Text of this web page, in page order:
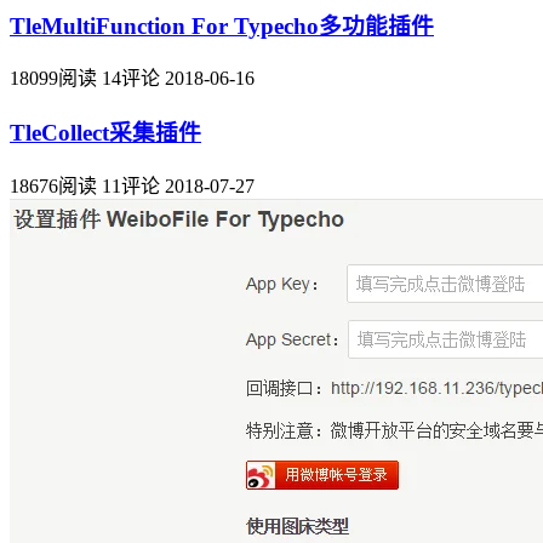
TleMultiFunction For Typecho多功能插件
18099阅读 14评论 2018-06-16
TleCollect采集插件
18676阅读 11评论 2018-07-27